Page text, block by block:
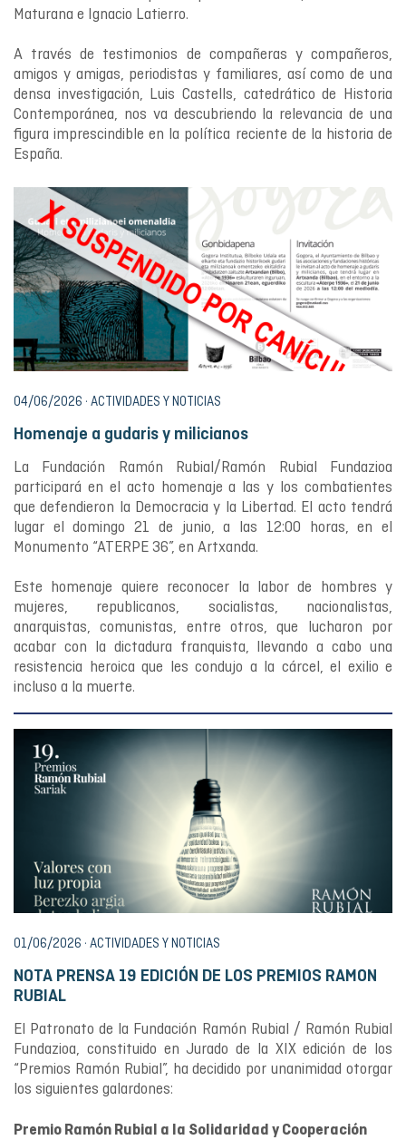
Maturana e Ignacio Latierro.
A través de testimonios de compañeras y compañeros,
amigos y amigas, periodistas y familiares, así como de una
densa investigación, Luis Castells, catedrático de Historia
Contemporánea, nos va descubriendo la relevancia de una
figura imprescindible en la política reciente de la historia de
España.
04/06/2026 · ACTIVIDADES Y NOTICIAS
Homenaje a gudaris y milicianos
La Fundación Ramón Rubial/Ramón Rubial Fundazioa
participará en el acto homenaje a las y los combatientes
que defendieron la Democracia y la Libertad. El acto tendrá
lugar el domingo 21 de junio, a las 12:00 horas, en el
Monumento “ATERPE 36”, en Artxanda.
Este homenaje quiere reconocer la labor de hombres y
mujeres, republicanos, socialistas, nacionalistas,
anarquistas, comunistas, entre otros, que lucharon por
acabar con la dictadura franquista, llevando a cabo una
resistencia heroica que les condujo a la cárcel, el exilio e
incluso a la muerte.
01/06/2026 · ACTIVIDADES Y NOTICIAS
NOTA PRENSA 19 EDICIÓN DE LOS PREMIOS RAMON
RUBIAL
El Patronato de la Fundación Ramón Rubial / Ramón Rubial
Fundazioa, constituido en Jurado de la XIX edición de los
“Premios Ramón Rubial”, ha decidido por unanimidad otorgar
los siguientes galardones:
Premio Ramón Rubial a la Solidaridad y Cooperación